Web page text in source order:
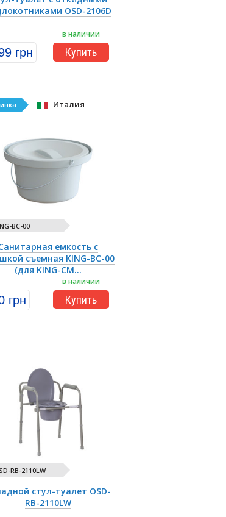
OSD-2106D
в наличии
Купить
грн
Италия
BC-00
емкость с
съемная KING-BC-00
(для KING-CM...
в наличии
Купить
грн
RB-2110LW
стул-туалет OSD-
RB-2110LW